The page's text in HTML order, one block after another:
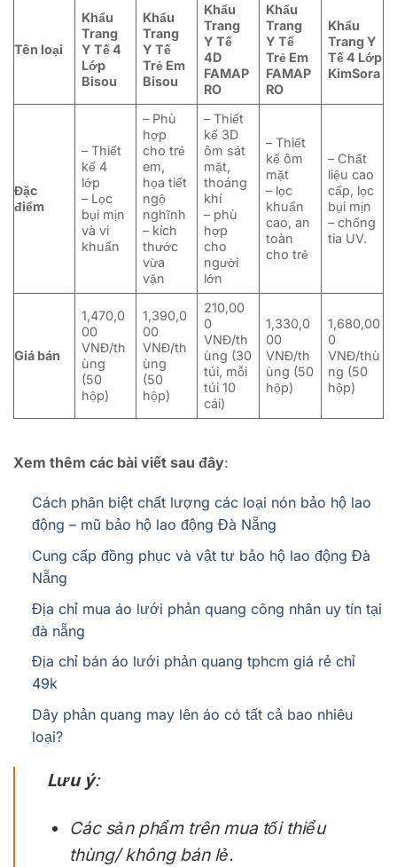
Tên loại
Khẩu
Trang
Y Tế 4
Lớp
Bisou
Khẩu
Trang
Y Tế
Trẻ Em
Bisou
Khẩu
Trang
Y Tế
4D
FAMAP
RO
Khẩu
Trang
Y Tế
Trẻ Em
FAMAP
RO
Khẩu
Trang Y
Tế 4 Lớp
KimSora
Đặc
điểm
– Thiết
kế 4
lớp
– Lọc
bụi mịn
và vi
khuẩn
– Phù
hợp
cho trẻ
em,
họa tiết
ngộ
nghĩnh
– kích
thước
vừa
vặn
– Thiết
kế 3D
ôm sát
mặt,
thoáng
khí
– phù
hợp
cho
người
lớn
– Thiết
kế ôm
mặt
– lọc
khuẩn
cao, an
toàn
cho trẻ
– Chất
liệu cao
cấp, lọc
bụi mịn
– chống
tia UV.
Giá bán
1,470,0
00
VNĐ/th
ùng
(50
hộp)
1,390,0
00
VNĐ/th
ùng
(50
hộp)
210,00
0
VNĐ/th
ùng (30
túi, mỗi
túi 10
cái)
1,330,0
00
VNĐ/th
ùng (50
hộp)
1,680,00
0
VNĐ/thù
ng (50
hộp)
Xem thêm các bài viết sau đây:
Cách phân biệt chất lượng các loại nón bảo hộ lao
động – mũ bảo hộ lao động Đà Nẵng
Cung cấp đồng phục và vật tư bảo hộ lao động Đà
Nẵng
Địa chỉ mua áo lưới phản quang công nhân uy tín tại
đà nẵng
Địa chỉ bán áo lưới phản quang tphcm giá rẻ chỉ
49k
Dây phản quang may lên áo có tất cả bao nhiêu
loại?
Lưu ý:
Các sản phẩm trên mua tối thiểu
thùng/ không bán lẻ.